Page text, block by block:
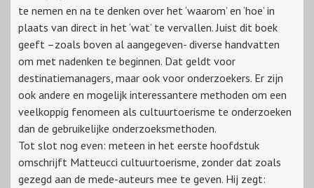
te nemen en na te denken over het ‘waarom’ en ‘hoe’ in
plaats van direct in het ‘wat’ te vervallen. Juist dit boek
geeft –zoals boven al aangegeven- diverse handvatten
om met nadenken te beginnen. Dat geldt voor
destinatiemanagers, maar ook voor onderzoekers. Er zijn
ook andere en mogelijk interessantere methoden om een
veelkoppig fenomeen als cultuurtoerisme te onderzoeken
dan de gebruikelijke onderzoeksmethoden.
Tot slot nog even: meteen in het eerste hoofdstuk
omschrijft Matteucci cultuurtoerisme, zonder dat zoals
gezegd aan de mede-auteurs mee te geven. Hij zegt: